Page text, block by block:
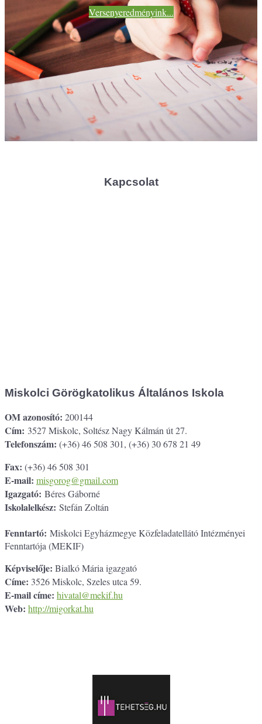
Versenyeredményink...
Kapcsolat
Miskolci Görögkatolikus Általános Iskola
OM azonosító: 200144
Cím: 3527 Miskolc, Soltész Nagy Kálmán út 27.
Telefonszám: (+36) 46 508 301, (+36) 30 678 21 49
Fax: (+36) 46 508 301
E-mail: misgorog@gmail.com
Igazgató: Béres Gáborné
Iskolalelkész: Stefán Zoltán
Fenntartó: Miskolci Egyházmegye Közfeladatellátó Intézményei
Fenntartója (MEKIF)
Képviselője: Bialkó Mária igazgató
Címe: 3526 Miskolc, Szeles utca 59.
E-mail címe: hivatal@mekif.hu
Web: http://migorkat.hu